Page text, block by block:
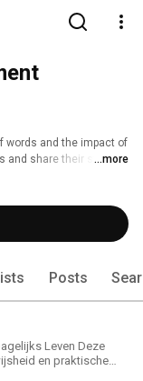
words and the impact of
and share their stories
...more
Posts
Leven Deze
en praktische